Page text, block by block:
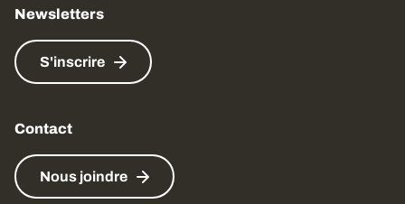
Newsletters
S'inscrire
Contact
Nous joindre